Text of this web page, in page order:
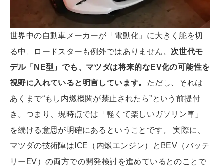
世界中の自動車メーカーが「電動化」に大きく舵を切
る中、ロードスターも例外ではありません。 次世代モ
デル「NE型」でも、マツダは将来的なEV化の可能性を
視野に入れていると明言しています。 ただし、それは
あくまで“もし内燃機関が禁止されたら”という前提付
き。つまり、現時点では「軽くて楽しいガソリン車」
を続ける意思が明確にあるということです。 実際に、
マツダの技術陣はICE（内燃エンジン）とBEV（バッテ
リーEV）の両方での開発検討を進めているとのことで